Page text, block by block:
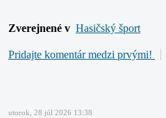
Zverejnené v Hasičský šport
Pridajte komentár medzi prvými!
utorok, 28 júl 2026 13:38